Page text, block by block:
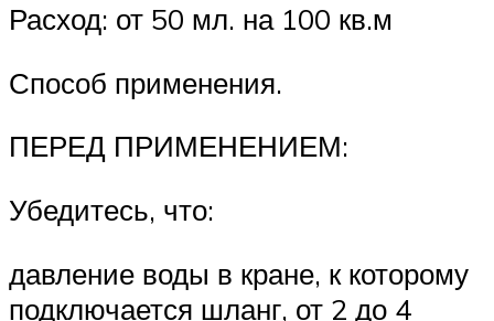
Расход: от 50 мл. на 100 кв.м
Способ применения.
ПЕРЕД ПРИМЕНЕНИЕМ:
Убедитесь, что:
давление воды в кране, к которому
подключается шланг, от 2 до 4